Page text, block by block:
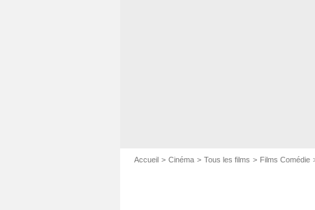
Accueil Cinéma Tous les films Films Comédie